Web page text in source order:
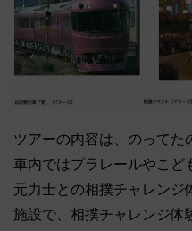
ツアーの内容は、のってた
車内ではプラレールやこど
元力士との相撲チャレンジ
施設で、相撲チャレンジ体